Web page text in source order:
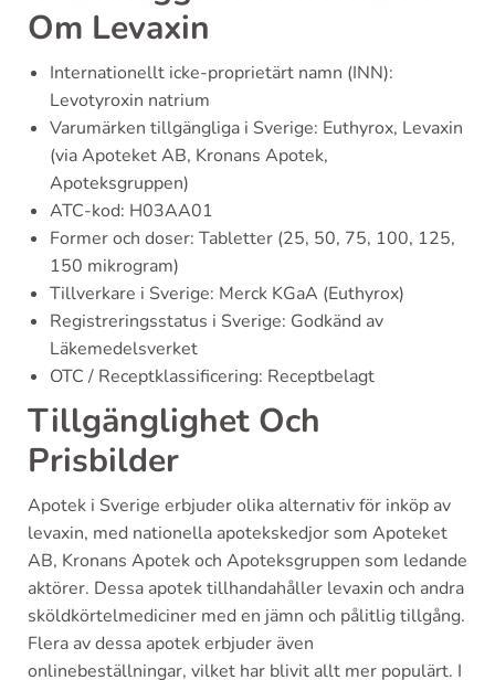
Om Levaxin
Internationellt icke-proprietärt namn (INN):
Levotyroxin natrium
Varumärken tillgängliga i Sverige: Euthyrox, Levaxin
(via Apoteket AB, Kronans Apotek,
Apoteksgruppen)
ATC-kod: H03AA01
Former och doser: Tabletter (25, 50, 75, 100, 125,
150 mikrogram)
Tillverkare i Sverige: Merck KGaA (Euthyrox)
Registreringsstatus i Sverige: Godkänd av
Läkemedelsverket
OTC / Receptklassificering: Receptbelagt
Tillgänglighet Och
Prisbilder
Apotek i Sverige erbjuder olika alternativ för inköp av
levaxin, med nationella apotekskedjor som Apoteket
AB, Kronans Apotek och Apoteksgruppen som ledande
aktörer. Dessa apotek tillhandahåller levaxin och andra
sköldkörtelmediciner med en jämn och pålitlig tillgång.
Flera av dessa apotek erbjuder även
onlinebeställningar, vilket har blivit allt mer populärt. I